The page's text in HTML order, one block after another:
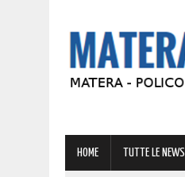
HOME TUTTE LE NEWS